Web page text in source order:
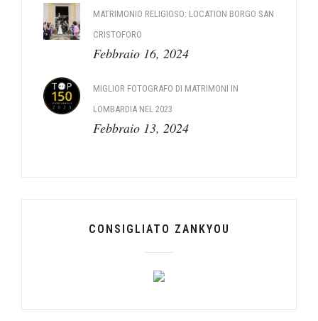
MATRIMONIO RELIGIOSO: LOCATION BORGO SAN
CRISTOFORO
Febbraio 16, 2024
MIGLIOR FOTOGRAFO DI MATRIMONI IN
LOMBARDIA NEL 2023
Febbraio 13, 2024
CONSIGLIATO ZANKYOU